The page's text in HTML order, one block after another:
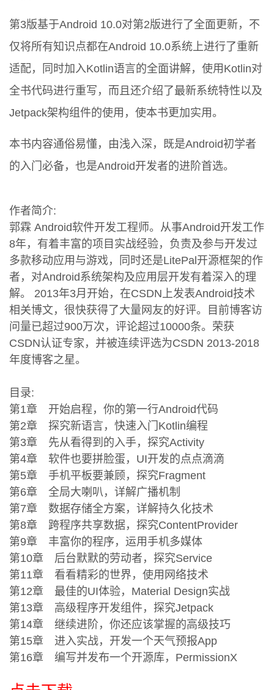
第3版基于Android 10.0对第2版进行了全面更新，不
仅将所有知识点都在Android 10.0系统上进行了重新
适配，同时加入Kotlin语言的全面讲解，使用Kotlin对
全书代码进行重写，而且还介绍了最新系统特性以及
Jetpack架构组件的使用，使本书更加实用。
本书内容通俗易懂，由浅入深，既是Android初学者
的入门必备，也是Android开发者的进阶首选。
作者简介:
郭霖 Android软件开发工程师。从事Android开发工作
8年，有着丰富的项目实战经验，负责及参与开发过
多款移动应用与游戏，同时还是LitePal开源框架的作
者，对Android系统架构及应用层开发有着深入的理
解。 2013年3月开始，在CSDN上发表Android技术
相关博文，很快获得了大量网友的好评。目前博客访
问量已超过900万次，评论超过10000条。荣获
CSDN认证专家，并被连续评选为CSDN 2013-2018
年度博客之星。
目录:
第1章 开始启程，你的第一行Android代码
第2章 探究新语言，快速入门Kotlin编程
第3章 先从看得到的入手，探究Activity
第4章 软件也要拼脸蛋，UI开发的点点滴滴
第5章 手机平板要兼顾，探究Fragment
第6章 全局大喇叭，详解广播机制
第7章 数据存储全方案，详解持久化技术
第8章 跨程序共享数据，探究ContentProvider
第9章 丰富你的程序，运用手机多媒体
第10章 后台默默的劳动者，探究Service
第11章 看看精彩的世界，使用网络技术
第12章 最佳的UI体验，Material Design实战
第13章 高级程序开发组件，探究Jetpack
第14章 继续进阶，你还应该掌握的高级技巧
第15章 进入实战，开发一个天气预报App
第16章 编写并发布一个开源库，PermissionX